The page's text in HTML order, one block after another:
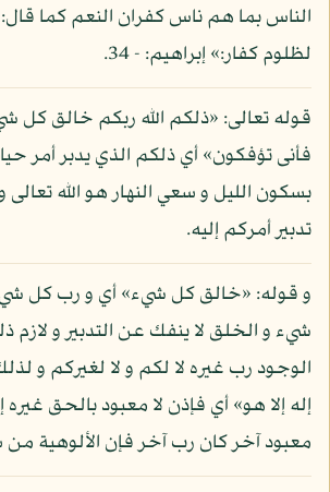
الناس بما هم ناس كفران النعم كما قال:
لظلوم كفار:» إبراهيم: - 34.
قوله تعالى: «ذلكم الله ربكم خالق كل
فأنى تؤفكون» أي ذلكم الذي يدبر أمر
بسكون الليل و سعي النهار هو الله
تدبير أمركم إليه.
و قوله: «خالق كل شيء» أي و رب كل
شيء و الخلق لا ينفك عن التدبير و لازم
الوجود رب غيره لا لكم و لا لغيركم و
إله إلا هو» أي فإذن لا معبود بالحق
معبود آخر كان رب آخر فإن الألوهية من